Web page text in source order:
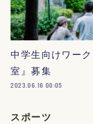
中学生向けワー
室』募集
2023.06.16 00:05
スポーツ